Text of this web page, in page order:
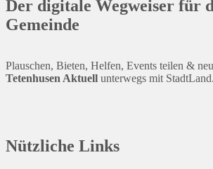
Der digitale Wegweiser für
Gemeinde
Plauschen, Bieten, Helfen, Events teilen &
Tetenhusen Aktuell unterwegs mit
Nützliche Links